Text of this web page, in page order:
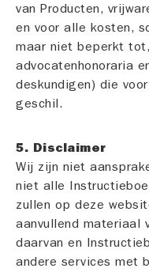
van Producten,
en voor alle kosten,
maar niet beperkt
advocatenhonoraria
deskundigen) die
geschil.
5. Disclaimer
Wij zijn niet
niet alle
zullen op deze
aanvullend materiaal
daarvan en
andere services met